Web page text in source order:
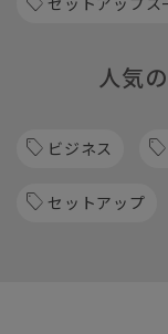
人気
ビジネス
セットアップ